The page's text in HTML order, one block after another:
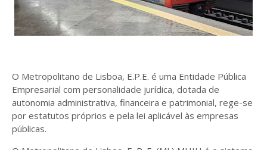
O Metropolitano de Lisboa, E.P.E. é uma Entidade Pública
Empresarial com personalidade jurídica, dotada de
autonomia administrativa, financeira e patrimonial, rege-se
por estatutos próprios e pela lei aplicável às empresas
públicas.